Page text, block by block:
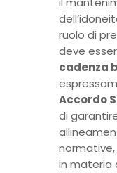
ruolo di
deve
cadenza
Accordo
di
in materia